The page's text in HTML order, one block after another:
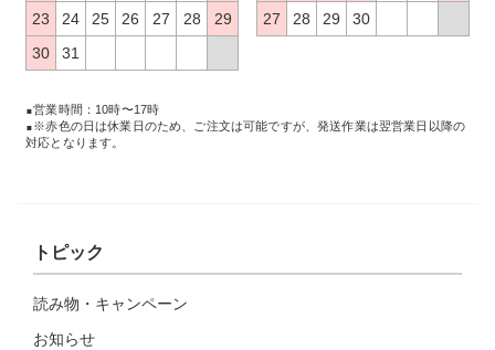
23
24 25 26 27 28
29
30
31
27
28 29 30
営業時間：10時〜17時
※赤色の日は休業日のため、ご注文は可能ですが、発送作業は翌営業日以降の
対応となります。
トピック
読み物・キャンペーン
お知らせ